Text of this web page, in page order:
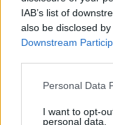
IAB’s list of
also be disclosed
Downstream
Personal Data
I want to opt-
personal data.
vaiko gyvybių
Žinios | Lietuvos
Savaitės vidurys
32 laipsnių šilumos